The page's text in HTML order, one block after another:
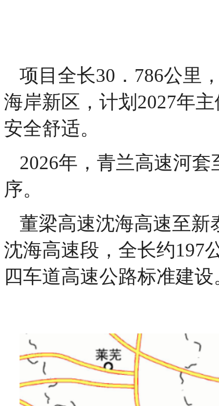
项目全长30．786公里
海岸新区，计划2027年
安全舒适。
2026年，青兰高速河
序。
董梁高速沈海高速至新
沈海高速段，全长约197
四车道高速公路标准建设